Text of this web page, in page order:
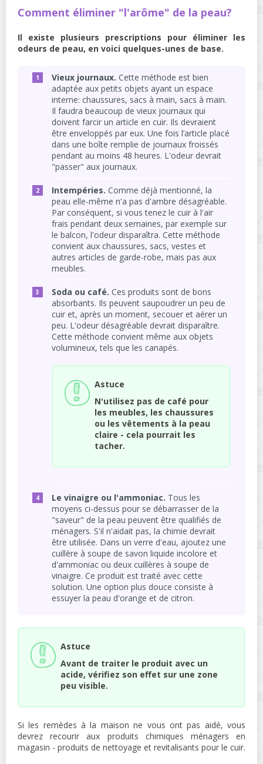
Comment éliminer "l'arôme" de la peau?
Il existe plusieurs prescriptions pour éliminer les
odeurs de peau, en voici quelques-unes de base.
Vieux journaux. Cette méthode est bien
adaptée aux petits objets ayant un espace
interne: chaussures, sacs à main, sacs à main.
Il faudra beaucoup de vieux journaux qui
doivent farcir un article en cuir. Ils devraient
être enveloppés par eux. Une fois l’article placé
dans une boîte remplie de journaux froissés
pendant au moins 48 heures. L'odeur devrait
"passer" aux journaux.
Intempéries. Comme déjà mentionné, la
peau elle-même n'a pas d'ambre désagréable.
Par conséquent, si vous tenez le cuir à l'air
frais pendant deux semaines, par exemple sur
le balcon, l'odeur disparaîtra. Cette méthode
convient aux chaussures, sacs, vestes et
autres articles de garde-robe, mais pas aux
meubles.
Soda ou café. Ces produits sont de bons
absorbants. Ils peuvent saupoudrer un peu de
cuir et, après un moment, secouer et aérer un
peu. L'odeur désagréable devrait disparaître.
Cette méthode convient même aux objets
volumineux, tels que les canapés.
Astuce
N'utilisez pas de café pour
les meubles, les chaussures
ou les vêtements à la peau
claire - cela pourrait les
tacher.
Le vinaigre ou l'ammoniac. Tous les
moyens ci-dessus pour se débarrasser de la
"saveur" de la peau peuvent être qualifiés de
ménagers. S'il n'aidait pas, la chimie devrait
être utilisée. Dans un verre d'eau, ajoutez une
cuillère à soupe de savon liquide incolore et
d'ammoniac ou deux cuillères à soupe de
vinaigre. Ce produit est traité avec cette
solution. Une option plus douce consiste à
essuyer la peau d'orange et de citron.
Astuce
Avant de traiter le produit avec un
acide, vérifiez son effet sur une zone
peu visible.
Si les remèdes à la maison ne vous ont pas aidé, vous
devrez recourir aux produits chimiques ménagers en
magasin - produits de nettoyage et revitalisants pour le cuir.